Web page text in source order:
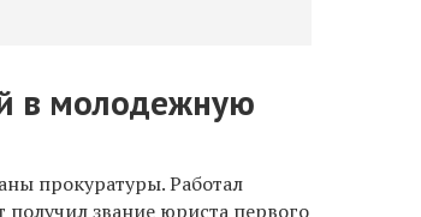
в молодежную
прокуратуры. Работал
звание юриста первого